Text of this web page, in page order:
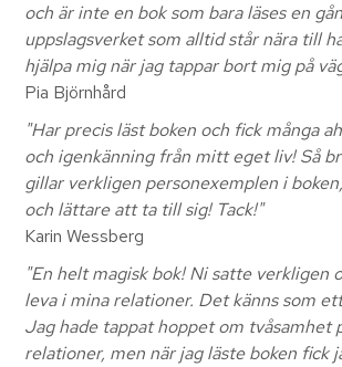
och är inte en bok som bara läses en
uppslagsverket som alltid står nära till
hjälpa mig när jag tappar bort mig på
Pia Björnhård
"Har precis läst boken och fick många
och igenkänning från mitt eget liv! Så
gillar verkligen personexemplen i
och lättare att ta till sig! Tack!"
Karin Wessberg
"En helt magisk bok! Ni satte verkligen
leva i mina relationer. Det känns som
Jag hade tappat hoppet om tvåsamhet
relationer, men när jag läste boken fick